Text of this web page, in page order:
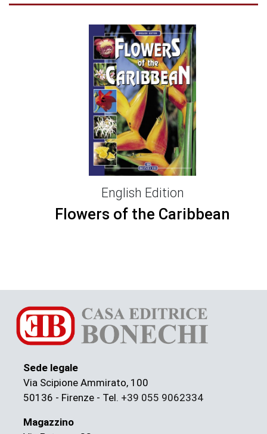
English Edition
Flowers of the Caribbean
Sede legale
Via Scipione Ammirato, 100
50136 - Firenze - Tel. +39 055 9062334
Magazzino